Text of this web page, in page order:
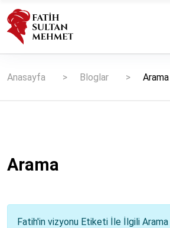
Anasayfa Bloglar Arama
Arama
Fatih'in vizyonu Etiketi İle İlgili Arama